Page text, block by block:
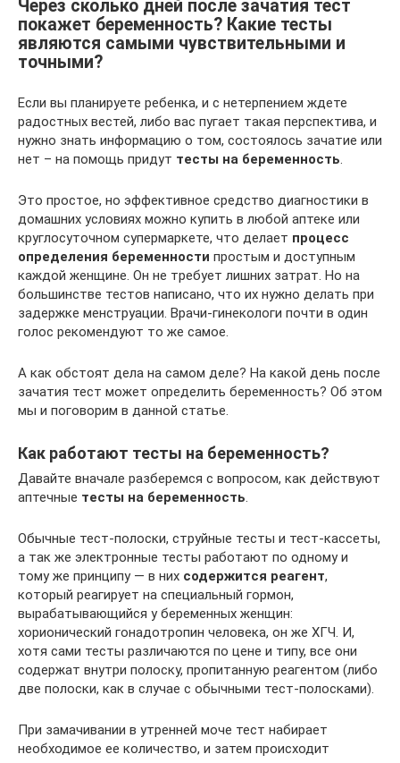
Через сколько дней после зачатия тест
покажет беременность? Какие тесты
являются самыми чувствительными и
точными?
Если вы планируете ребенка, и с нетерпением ждете
радостных вестей, либо вас пугает такая перспектива, и
нужно знать информацию о том, состоялось зачатие или
нет – на помощь придут тесты на беременность.
Это простое, но эффективное средство диагностики в
домашних условиях можно купить в любой аптеке или
круглосуточном супермаркете, что делает процесс
определения беременности простым и доступным
каждой женщине. Он не требует лишних затрат. Но на
большинстве тестов написано, что их нужно делать при
задержке менструации. Врачи-гинекологи почти в один
голос рекомендуют то же самое.
А как обстоят дела на самом деле? На какой день после
зачатия тест может определить беременность? Об этом
мы и поговорим в данной статье.
Как работают тесты на беременность?
Давайте вначале разберемся с вопросом, как действуют
аптечные тесты на беременность.
Обычные тест-полоски, струйные тесты и тест-кассеты,
а так же электронные тесты работают по одному и
тому же принципу — в них содержится реагент,
который реагирует на специальный гормон,
вырабатывающийся у беременных женщин:
хорионический гонадотропин человека, он же ХГЧ. И,
хотя сами тесты различаются по цене и типу, все они
содержат внутри полоску, пропитанную реагентом (либо
две полоски, как в случае с обычными тест-полосками).
При замачивании в утренней моче тест набирает
необходимое ее количество, и затем происходит